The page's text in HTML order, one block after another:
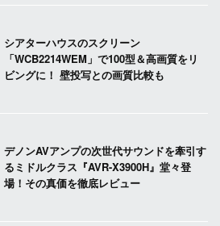
シアターハウスのスクリーン
「WCB2214WEM」で100型＆高画質をリ
ビングに！ 壁投写との画質比較も
デノンAVアンプの次世代サウンドを牽引す
るミドルクラス『AVR-X3900H』堂々登
場！その真価を徹底レビュー